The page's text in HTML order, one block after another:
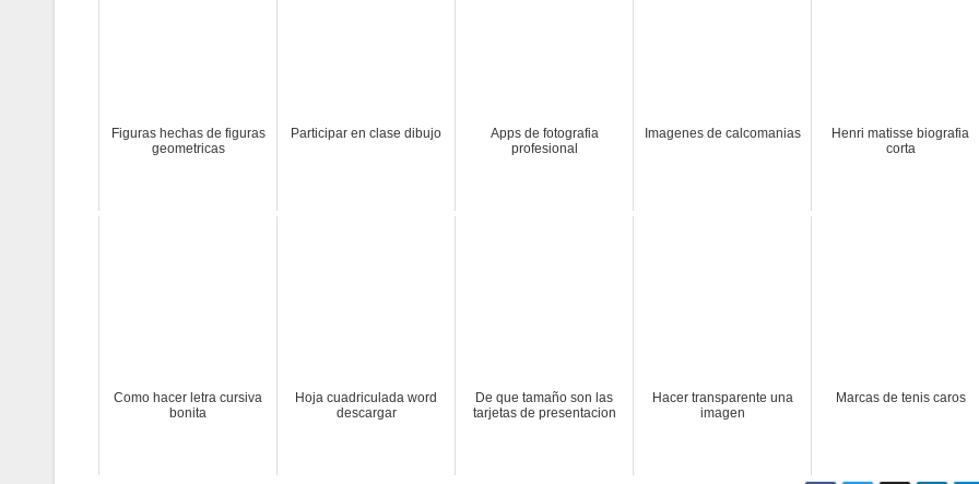
Figuras hechas de figuras
geometricas
Participar en clase dibujo
Apps de fotografia
profesional
Imagenes de calcomanias
Henri matisse biografia
corta
Como hacer letra cursiva
bonita
Hoja cuadriculada word
descargar
De que tamaño son las
tarjetas de presentacion
Hacer transparente una
imagen
Marcas de tenis caros